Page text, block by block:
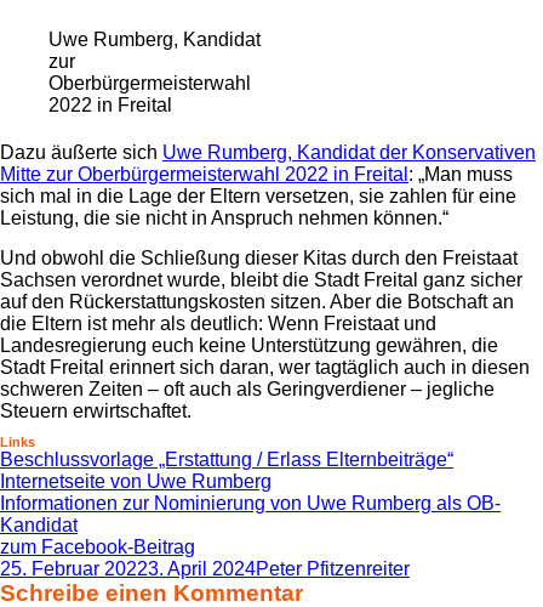
Uwe Rumberg, Kandidat
zur
Oberbürgermeisterwahl
2022 in Freital
Dazu äußerte sich Uwe Rumberg, Kandidat der Konservativen
Mitte zur Oberbürgermeisterwahl 2022 in Freital : „Man muss
sich mal in die Lage der Eltern versetzen, sie zahlen für eine
Leistung, die sie nicht in Anspruch nehmen können.“
Und obwohl die Schließung dieser Kitas durch den Freistaat
Sachsen verordnet wurde, bleibt die Stadt Freital ganz sicher
auf den Rückerstattungskosten sitzen. Aber die Botschaft an
die Eltern ist mehr als deutlich: Wenn Freistaat und
Landesregierung euch keine Unterstützung gewähren, die
Stadt Freital erinnert sich daran, wer tagtäglich auch in diesen
schweren Zeiten – oft auch als Geringverdiener – jegliche
Steuern erwirtschaftet.
Links
Beschlussvorlage „Erstattung / Erlass Elternbeiträge“
Internetseite von Uwe Rumberg
Informationen zur Nominierung von Uwe Rumberg als OB-
Kandidat
zum Facebook-Beitrag
Veröffentlicht
am
25. Februar 20223. April 2024Autor
Peter Pfitzenreiter
Schreibe einen Kommentar